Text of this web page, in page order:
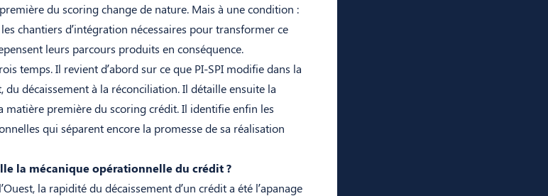
du scoring change de nature. Mais à une condition :
chantiers d’intégration nécessaires pour transformer ce
leurs parcours produits en conséquence.
temps. Il revient d’abord sur ce que PI-SPI modifie dans la
décaissement à la réconciliation. Il détaille ensuite la
première du scoring crédit. Il identifie enfin les
qui séparent encore la promesse de sa réalisation
la mécanique opérationnelle du crédit ?
la rapidité du décaissement d’un crédit a été l’apanage